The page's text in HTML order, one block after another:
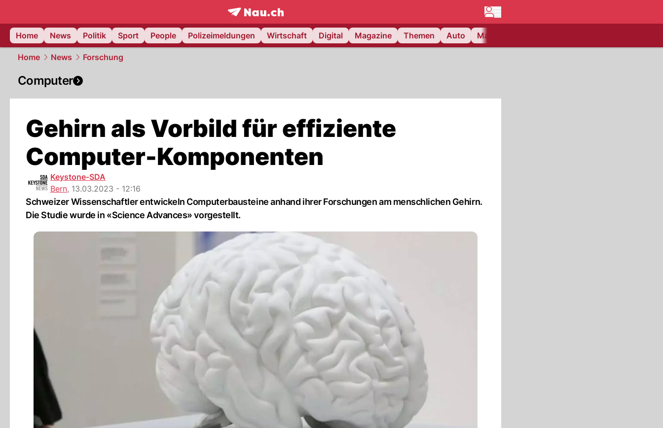
frontpage.NAU.ch
Home
News Politik Sport People Polizeimeldungen Wirtschaft Digital Magazine Themen Auto Matchcenter
Home News Forschung
Computer
Gehirn als Vorbild für effiziente
Computer-Komponenten
Keystone-SDA
Bern, 13.03.2023 - 12:16
Schweizer Wissenschaftler entwickeln Computerbausteine anhand ihrer Forschungen am menschlichen Gehirn.
Die Studie wurde in «Science Advances» vorgestellt.